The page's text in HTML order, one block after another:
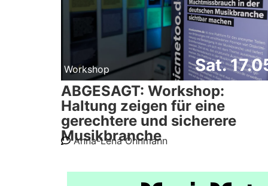
Workshop Sat.
ABGESAGT: Workshop:
Haltung zeigen für eine
gerechtere und sicherere
Musikbranche
Anna-Lena Öhnmann